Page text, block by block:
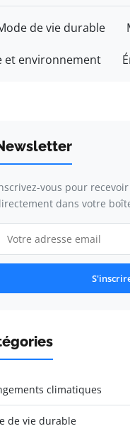
de vie durable
et environnement
vous pour
dans votre
climatiques
de vie durable